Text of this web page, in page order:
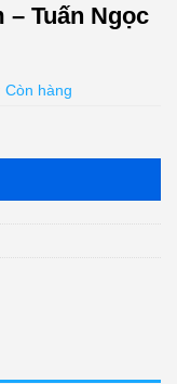
– Tuấn Ngọc
Còn hàng